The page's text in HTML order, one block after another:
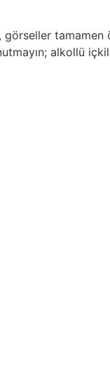
alkollü